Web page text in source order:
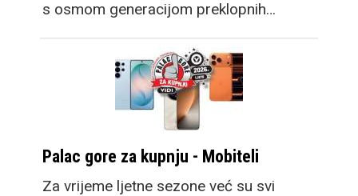
s osmom generacijom preklopnih…
Palac gore za kupnju - Mobiteli
Za vrijeme ljetne sezone već su svi